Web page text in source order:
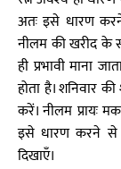
अतः इसे धारण
नीलम की खरीद
ही प्रभावी माना
होता है। शनिवार
करें। नीलम प्रायः
इसे धारण करने से
दिखाएँ।